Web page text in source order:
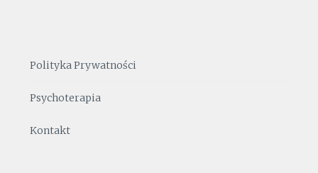
Polityka Prywatności
Psychoterapia
Kontakt